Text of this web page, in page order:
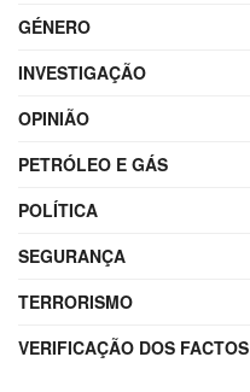
GÉNERO
INVESTIGAÇÃO
OPINIÃO
PETRÓLEO E GÁS
POLÍTICA
SEGURANÇA
TERRORISMO
VERIFICAÇÃO DOS FACTOS